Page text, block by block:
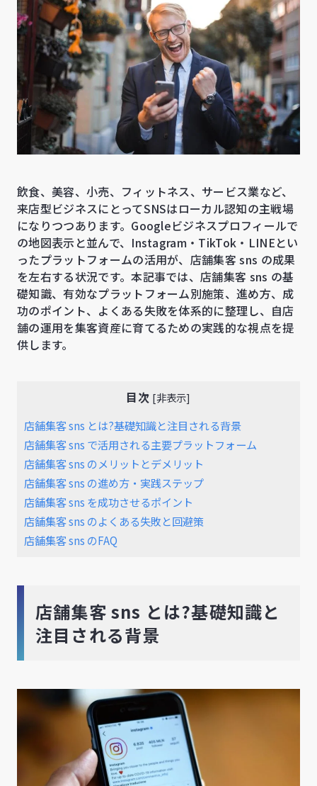
飲食、美容、小売、フィットネス、サービス業など、
来店型ビジネスにとってSNSはローカル認知の主戦場
になりつつあります。Googleビジネスプロフィールで
の地図表示と並んで、Instagram・TikTok・LINEとい
ったプラットフォームの活用が、店舗集客 sns の成果
を左右する状況です。本記事では、店舗集客 sns の基
礎知識、有効なプラットフォーム別施策、進め方、成
功のポイント、よくある失敗を体系的に整理し、自店
舗の運用を集客資産に育てるための実践的な視点を提
供します。
目次 [非表示]
店舗集客 sns とは?基礎知識と注目される背景
店舗集客 sns で活用される主要プラットフォーム
店舗集客 sns のメリットとデメリット
店舗集客 sns の進め方・実践ステップ
店舗集客 sns を成功させるポイント
店舗集客 sns のよくある失敗と回避策
店舗集客 sns のFAQ
店舗集客 sns とは?基礎知識と
注目される背景